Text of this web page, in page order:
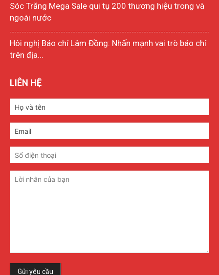
Sóc Trăng Mega Sale qui tụ 200 thương hiệu trong và
ngoài nước
Hôi nghị Báo chí Lâm Đồng: Nhấn mạnh vai trò báo chí
trên địa...
LIÊN HỆ